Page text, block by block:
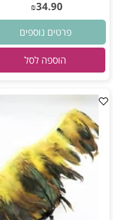
₪34.90
פרטים נוספים
הוספה לסל